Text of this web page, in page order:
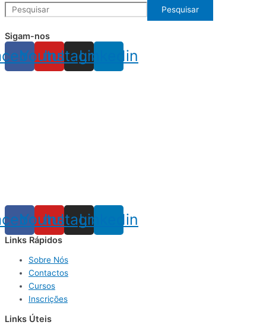
Pesquisar
Sigam-nos
Youtube
InstagramLinkedin
Youtube
InstagramLinkedin
Links Rápidos
Sobre Nós
Contactos
Cursos
Inscrições
Links Úteis